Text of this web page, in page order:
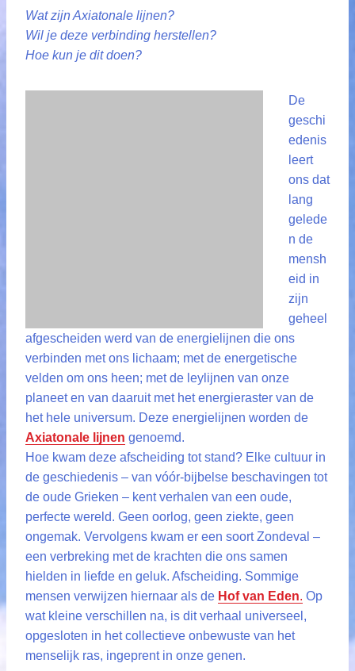
Wat zijn Axiatonale lijnen?
Wil je deze verbinding herstellen?
Hoe kun je dit doen?
De
geschi
edenis
leert
ons dat
lang
gelede
n de
mensh
eid in
zijn
geheel
afgescheiden werd van de energielijnen die ons
verbinden met ons lichaam; met de energetische
velden om ons heen; met de leylijnen van onze
planeet en van daaruit met het energieraster van de
het hele universum. Deze energielijnen worden de
Axiatonale lijnen genoemd.
Hoe kwam deze afscheiding tot stand? Elke cultuur in
de geschiedenis – van vóór-bijbelse beschavingen tot
de oude Grieken – kent verhalen van een oude,
perfecte wereld. Geen oorlog, geen ziekte, geen
ongemak. Vervolgens kwam er een soort Zondeval –
een verbreking met de krachten die ons samen
hielden in liefde en geluk. Afscheiding. Sommige
mensen verwijzen hiernaar als de Hof van Eden. Op
wat kleine verschillen na, is dit verhaal universeel,
opgesloten in het collectieve onbewuste van het
menselijk ras, ingeprent in onze genen.